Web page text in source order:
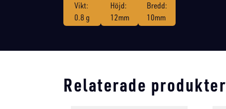
Vikt:
0.8 g
Höjd:
12mm
Bredd:
10mm
Relaterade produkter